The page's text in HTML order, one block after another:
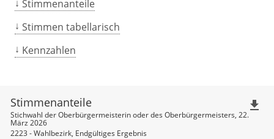
Stimmenanteile
Stimmen tabellarisch
Kennzahlen
Stimmenanteile
Stichwahl der Oberbürgermeisterin oder des Oberbürgermeisters, 22.
März 2026
2223 - Wahlbezirk, Endgültiges Ergebnis
file_download